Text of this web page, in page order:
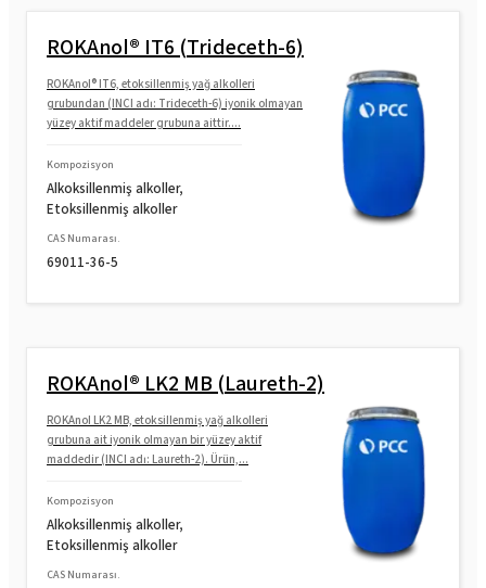
ROKAnol® IT6 (Trideceth-6)
ROKAnol® IT6, etoksillenmiş yağ alkolleri
grubundan (INCI adı: Trideceth-6) iyonik olmayan
yüzey aktif maddeler grubuna aittir....
Kompozisyon
Alkoksillenmiş alkoller,
Etoksillenmiş alkoller
CAS Numarası.
69011-36-5
ROKAnol® LK2 MB (Laureth-2)
ROKAnol LK2 MB, etoksillenmiş yağ alkolleri
grubuna ait iyonik olmayan bir yüzey aktif
maddedir (INCI adı: Laureth-2). Ürün,...
Kompozisyon
Alkoksillenmiş alkoller,
Etoksillenmiş alkoller
CAS Numarası.